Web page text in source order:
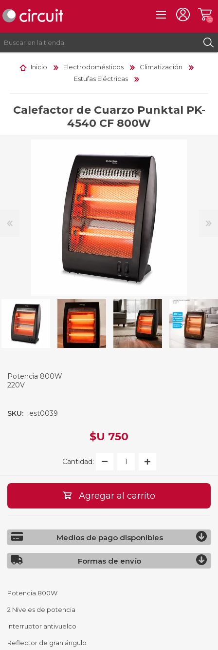
(0)
Inicio Electrodomésticos
Climatización
Estufas Eléctricas
Calefactor de Cuarzo Punktal PK-
4540 CF 800W
Potencia 800W
220V
SKU: est0039
$U 750
Cantidad:
Agregar al carrito
Medios de pago disponibles
Formas de envío
Potencia 800W
2 Niveles de potencia
Interruptor antivuelco
Reflector de gran ángulo